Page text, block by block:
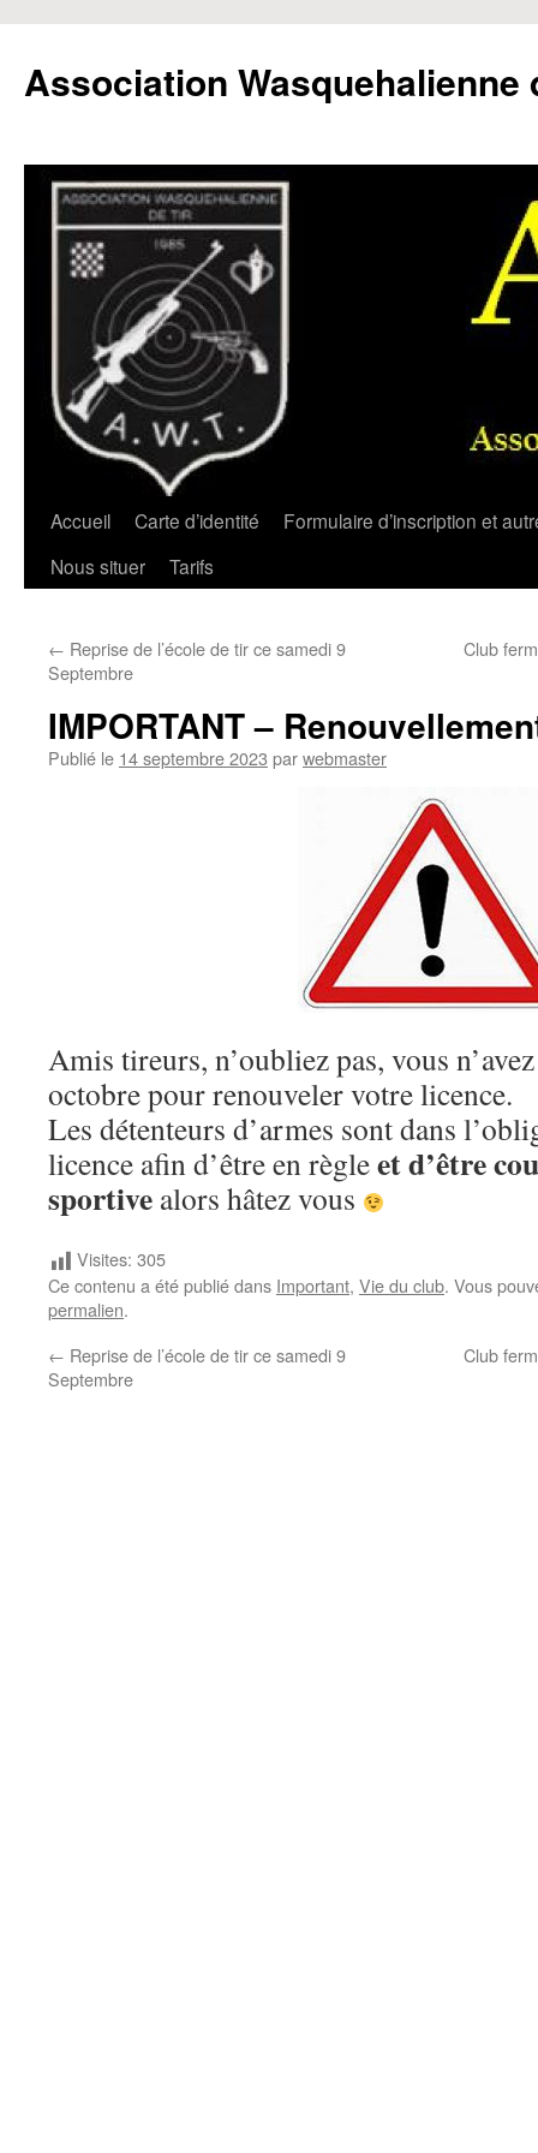
contenu
Association Wasquehalienne
Accueil Carte d’identité
Formulaire d’inscription et
Nous situer
Tarifs
← Reprise de l’école de tir ce samedi 9
Septembre
Club
IMPORTANT –
Publié le 14 septembre 2023 parwebmaster
Amis tireurs, n’oubliez pas, vous
octobre pour renouveler votre licence.
Les détenteurs d’armes sont dans
licence afin d’être en règleet d’être
sportive alors hâtez vous
Visites: 305
Ce contenu a été publié dans Important, Vie du club. Vous
permalien.
← Reprise de l’école de tir ce samedi 9
Septembre
Club